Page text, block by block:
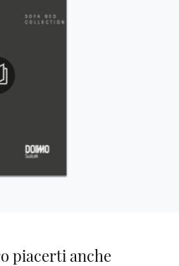
piacerti anche